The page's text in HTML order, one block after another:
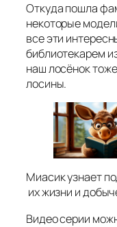
Откуда пошла
некоторые
все эти
библиотекарем
наш лосёнок
лосины.
Миасик узнает
их жизни и
Видео серии